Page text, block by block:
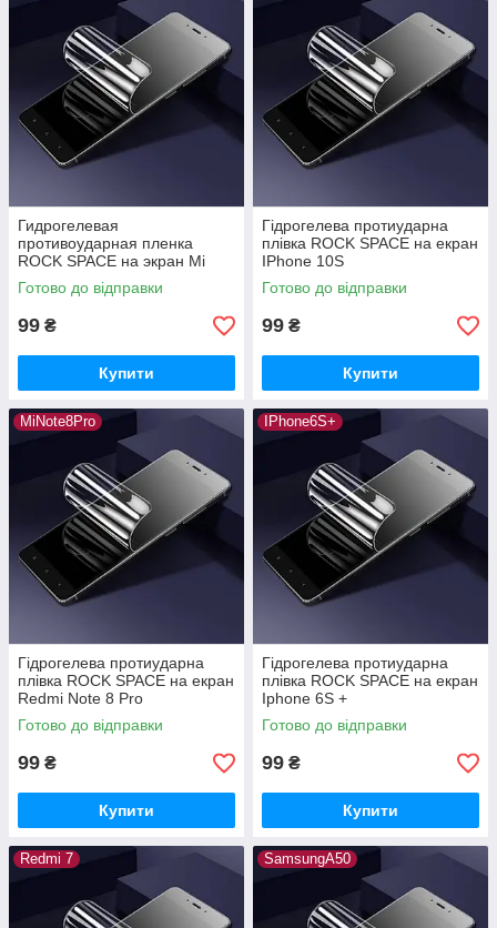
Гидрогелевая
противоударная пленка
ROCK SPACE на экран Mi
Note 10
Готово до відправки
99 ₴
Купити
Гідрогелева протиударна
плівка ROCK SPACE на екран
IPhone 10S
Готово до відправки
99 ₴
Купити
MiNote8Pro
Гідрогелева протиударна
плівка ROCK SPACE на екран
Redmi Note 8 Pro
Готово до відправки
99 ₴
Купити
IPhone6S+
Гідрогелева протиударна
плівка ROCK SPACE на екран
Iphone 6S +
Готово до відправки
99 ₴
Купити
Redmi 7 SamsungA50